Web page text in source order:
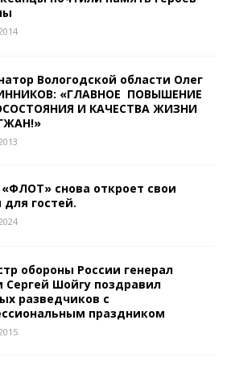
Вологодской области Олег
«ГЛАВНОЕ ­ ПОВЫШЕНИЕ
И КАЧЕСТВА ЖИЗНИ
снова откроет свои
для гостей.
обороны России генерал
Сергей Шойгу поздравил
разведчиков с
праздником